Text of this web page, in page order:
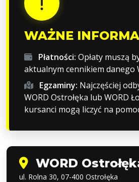
WAŻNE
Płatności: Opłaty muszą
aktualnym cennikiem danego
Egzaminy: Najczęściej
WORD Ostrołęka lub WORD
kursanci mogą liczyć na
WORD
ul. Rolna 30, 07-400 Ostrołęka